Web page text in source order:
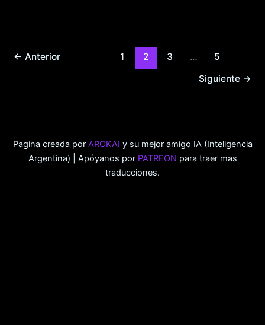
← Anterior 1 2 3 …
5
Siguiente →
Pagina creada por AROKAI y su mejor amigo IA (Inteligencia
Argentina) | Apóyanos por PATREON para traer mas
traducciones.